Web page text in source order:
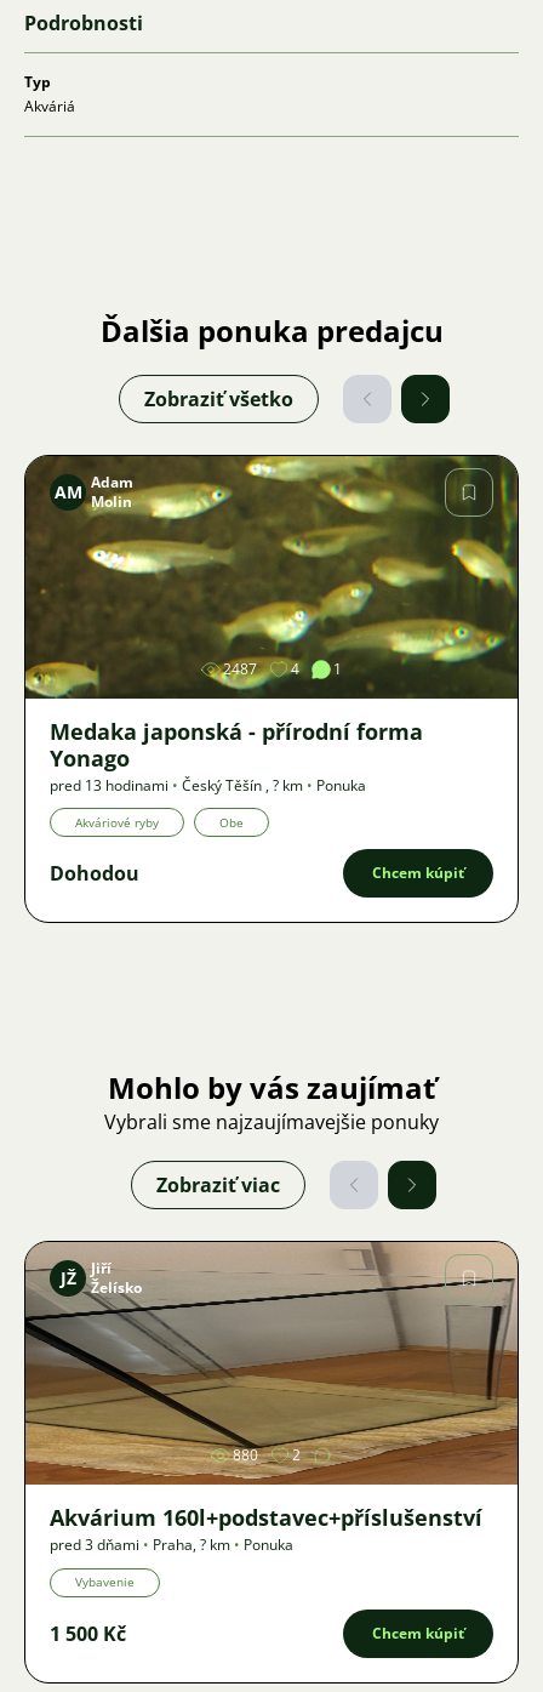
Podrobnosti
Typ
Akváriá
Ďalšia ponuka predajcu
Zobraziť všetko
Obrázok
AM Adam
Molin
2487 4 1
Medaka japonská - přírodní forma
Yonago
pred 13 hodinami • Český Těšín ,? km • Ponuka
Akváriové ryby Obe
Dohodou Chcem kúpiť
Mohlo by vás zaujímať
Vybrali sme najzaujímavejšie ponuky
Zobraziť viac
Obrázok
JŽ
Jiří
Želísko
880 2
Akvárium 160l+podstavec+příslušenství
pred 3 dňami • Praha,? km • Ponuka
Vybavenie
1 500 Kč Chcem kúpiť